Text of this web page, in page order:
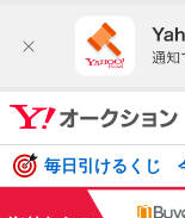
毎日引けるくじ